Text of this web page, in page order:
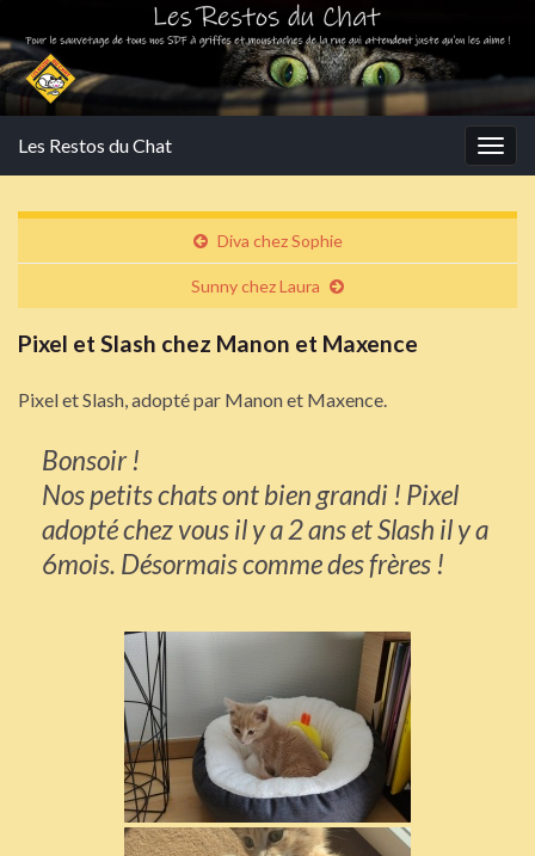
Les Restos du Chat
Diva chez Sophie
Sunny chez Laura
Pixel et Slash chez Manon et Maxence
Pixel et Slash, adopté par Manon et Maxence.
Bonsoir !
Nos petits chats ont bien grandi ! Pixel
adopté chez vous il y a 2 ans et Slash il y a
6mois. Désormais comme des frères !